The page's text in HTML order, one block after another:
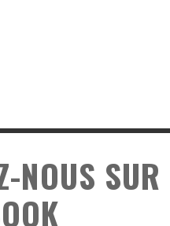
NOUS SUR